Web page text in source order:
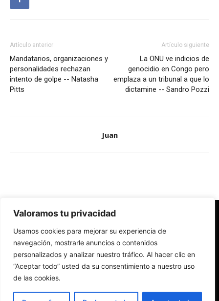
Valoramos tu privacidad
Usamos cookies para mejorar su experiencia de
navegación, mostrarle anuncios o contenidos
personalizados y analizar nuestro tráfico. Al hacer clic en
“Aceptar todo” usted da su consentimiento a nuestro uso
de las cookies.
Artículo anterior
Mandatarios, organizaciones y
personalidades rechazan
intento de golpe -- Natasha
Pitts
Artículo siguiente
La ONU ve indicios de
genocidio en Congo pero
emplaza a un tribunal a que lo
dictamine -- Sandro Pozzi
Juan
Redes Cristianas
Una mirada alternativa sobre la Iglesia católica y la sociedad
- Colectivos de Redes Cristianas